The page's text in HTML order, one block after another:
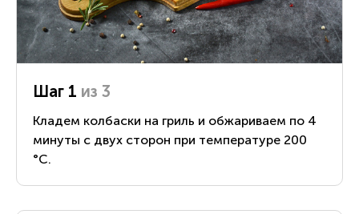
Шаг 1 из 3
Кладем колбаски на гриль и обжариваем по 4
минуты с двух сторон при температуре 200
°С.